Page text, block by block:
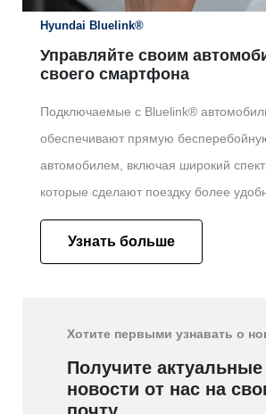
Hyundai Bluelink®
Управляйте своим
своего смартфона
Подключаемые с Bluelink®
обеспечивают прямую
автомобилем, включая широкий
которые сделают поездку более
Узнать больше
Хотите первыми узнавать о
Получите актуальные
новости от нас на
почту